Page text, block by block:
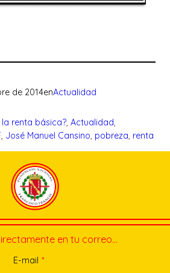
de 2014enActualidad
renta básica?, Actualidad
, José Manuel Cansino, pobreza, renta
en tu correo…
E-mail *